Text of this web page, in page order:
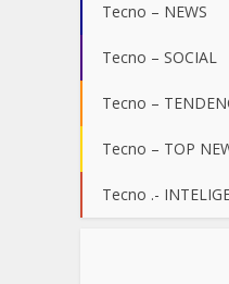
Tecno – NEWS
Tecno – SOCIAL
Tecno –
Tecno – TOP
Tecno .-